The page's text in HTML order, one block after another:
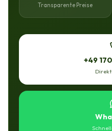
Transparente Preise
+49